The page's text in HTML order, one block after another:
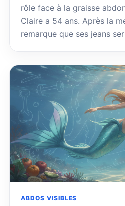
rôle face à la graisse
Claire a 54 ans. Après la
remarque que ses jeans
ABDOS VISIBLES